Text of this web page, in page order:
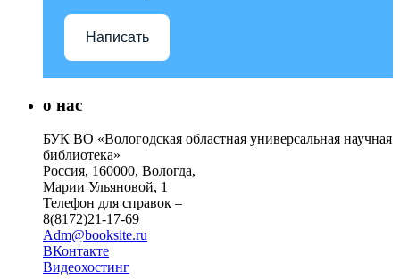
Написать
о нас
БУК ВО «Вологодская областная универсальная научная
библиотека»
Россия, 160000, Вологда,
Марии Ульяновой, 1
Телефон для справок –
8(8172)21-17-69
Adm@booksite.ru
ВКонтакте
Видеохостинг